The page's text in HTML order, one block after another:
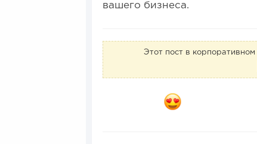
вашего бизнеса.
Этот пост в